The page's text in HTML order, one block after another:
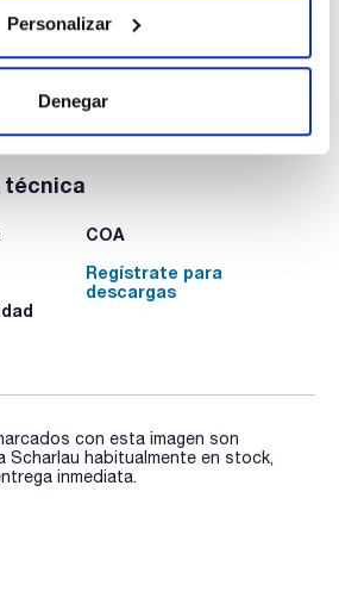
Personalizar
Denegar
técnica
COA
Regístrate para
descargas
con esta imagen son
Scharlau habitualmente en stock,
inmediata.